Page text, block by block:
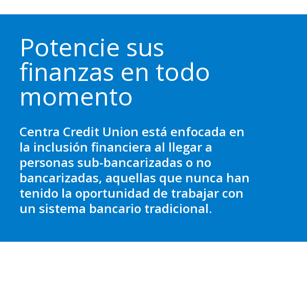
Potencie sus
finanzas en todo
momento
Centra Credit Union está enfocada en
la inclusión financiera al llegar a
personas sub-bancarizadas o no
bancarizadas, aquellas que nunca han
tenido la oportunidad de trabajar con
un sistema bancario tradicional.